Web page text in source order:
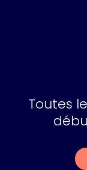
Toutes